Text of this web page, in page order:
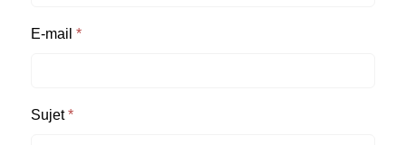
E-mail *
Sujet*